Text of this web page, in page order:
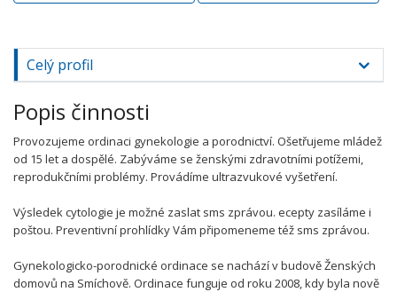
Celý profil
Popis činnosti
Provozujeme ordinaci gynekologie a porodnictví. Ošetřujeme mládež
od 15 let a dospělé. Zabýváme se ženskými zdravotními potížemi,
reprodukčními problémy. Provádíme ultrazvukové vyšetření.
Výsledek cytologie je možné zaslat sms zprávou. ecepty zasíláme i
poštou. Preventivní prohlídky Vám připomeneme též sms zprávou.
Gynekologicko-porodnické ordinace se nachází v budově Ženských
domovů na Smíchově. Ordinace funguje od roku 2008, kdy byla nově